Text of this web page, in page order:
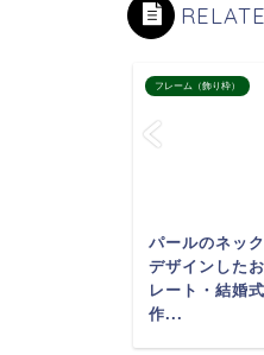
フレーム（飾り枠）
パールのネッ
デザインした
レート・結婚
作...